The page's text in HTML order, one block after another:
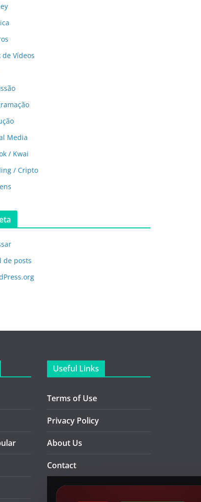
de Vídeos
Media
/ Kwai
/ Cripto
de posts
Useful Links
Terms of Use
Privacy Policy
About Us
Contact